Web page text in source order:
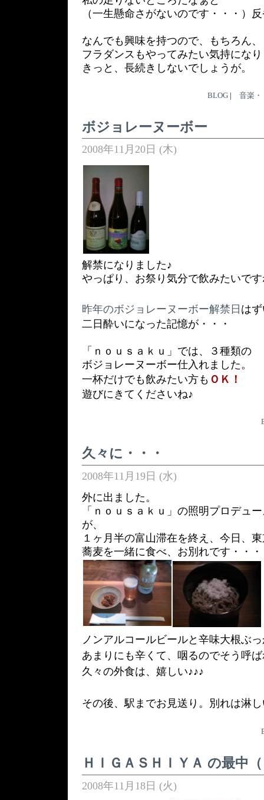
（一生懸命さがないのです・・・）
なんでも興味を持つので、もちろん、
フラダンスもやってみたい気持にな
きっと、長続きしないでしょうが。
BLOG | 音楽・
ボジョレーヌーボー
2008年11月20日 (木)
解禁になりました♪
やっぱり、お祭り気分で飲みたいで
昨年のボジョレーヌーボー解禁日 は
二日酔いになった記憶が・・・
「ｎｏｕｓａｋｕ」では、３種類の
ボジョレーヌーボー仕入れました。
一杯だけでも飲みたい方も ＯＫ！
遊びにきてくださいね♪
久々に・・・
2008年11月19日 (水)
外に出ました。
「ｎｏｕｓａｋｕ」の照明プロデュ
が、
１ヶ月半の富山滞在を終え、今日、
蕎麦を一緒に食べ、お別れです・・・
ノンアルコールビールと辛味大根ぶ
あまりにも辛くて、咽るのでそう呼
久々の外食は、嬉しい♪♪♪
その後、駅までお見送り。別れは淋
ＨＩＧＡＳＨＩＹＡ の最中
2008年11月18日 (火)